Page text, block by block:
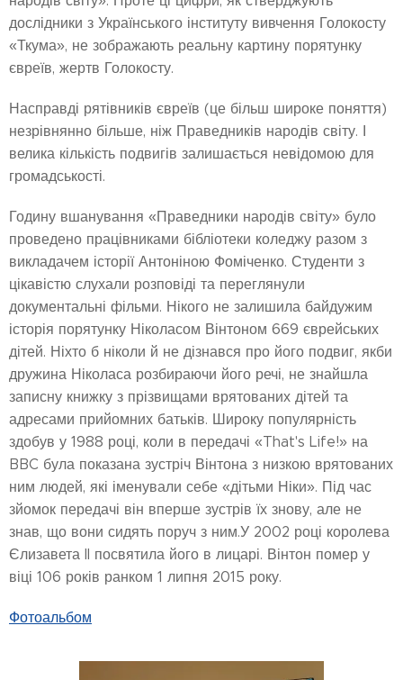
дослідники з Українського інституту вивчення Голокосту
«Ткума», не зображають реальну картину порятунку
євреїв, жертв Голокосту.
Насправді рятівників євреїв (це більш широке поняття)
незрівнянно більше, ніж Праведників народів світу. І
велика кількість подвигів залишається невідомою для
громадськості.
Годину вшанування «Праведники народів світу» було
проведено працівниками бібліотеки коледжу разом з
викладачем історії Антоніною Фоміченко. Студенти з
цікавістю слухали розповіді та переглянули
документальні фільми. Нікого не залишила байдужим
історія порятунку Ніколасом Вінтоном 669 єврейських
дітей. Ніхто б ніколи й не дізнався про його подвиг, якби
дружина Ніколаса розбираючи його речі, не знайшла
записну книжку з прізвищами врятованих дітей та
адресами прийомних батьків. Широку популярність
здобув у 1988 році, коли в передачі «That's Life!» на
BBC була показана зустріч Вінтона з низкою врятованих
ним людей, які іменували себе «дітьми Ніки». Під час
зйомок передачі він вперше зустрів їх знову, але не
знав, що вони сидять поруч з ним.У 2002 році королева
Єлизавета II посвятила його в лицарі. Вінтон помер у
віці 106 років ранком 1 липня 2015 року.
Фотоальбом